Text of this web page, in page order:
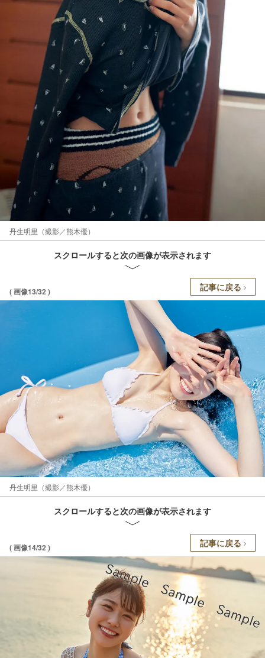
丹生明里（撮影／熊木優）
スクロールすると次の画像が表示されます
( 画像13/32 ) 記事に戻る
丹生明里（撮影／熊木優）
スクロールすると次の画像が表示されます
( 画像14/32 ) 記事に戻る